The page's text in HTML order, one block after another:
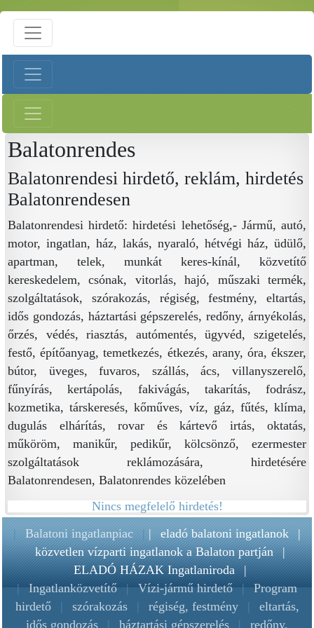
Balatonrendes
Balatonrendesi hirdető, reklám, hirdetés
Balatonrendesen
Balatonrendesi hirdető: hirdetési lehetőség,- Jármű, autó,
motor, ingatlan, ház, lakás, nyaraló, hétvégi ház, üdülő,
apartman, telek, munkát keres-kínál, közvetítő
kereskedelem, csónak, vitorlás, hajó, műszaki termék,
szolgáltatások, szórakozás, régiség, festmény, eltartás,
idős gondozás, háztartási gépszerelés, redőny, árnyékolás,
őrzés, védés, riasztás, autómentés, ügyvéd, szigetelés,
festő, építőanyag, temetkezés, étkezés, arany, óra, ékszer,
bútor, üveges, fuvaros, szállás, ács, villanyszerelő,
fűnyírás, kertápolás, fakivágás, takarítás, fodrász,
kozmetika, társkeresés, kőműves, víz, gáz, fűtés, klíma,
dugulás elhárítás, rovar és kártevő irtás, oktatás,
műköröm, manikűr, pedikűr, kölcsönző, ezermester
szolgáltatások reklámozására, hirdetésére
Balatonrendesen, Balatonrendes közelében
Nincs megfelelő hirdetés!
| Balatoni ingatlanpiac || eladó balatoni ingatlanok |
közvetlen vízparti ingatlanok a Balaton partján |
ELADÓ HÁZAK Ingatlaniroda |
| Ingatlanközvetítő | Vízi-jármű hirdető | Program
hirdető
| szórakozás | régiség, festmény |
eltartás,
idős gondozás
| háztartási gépszerelés | redőny,